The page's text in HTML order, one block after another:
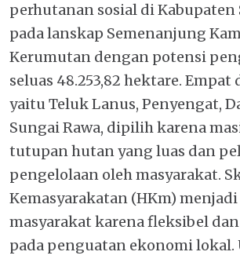
perhutanan sosial di Kabupaten
pada lanskap Semenanjung
Kerumutan dengan potensi
seluas 48.253,82 hektare. Empat
yaitu Teluk Lanus, Penyengat,
Sungai Rawa, dipilih karena
tutupan hutan yang luas dan
pengelolaan oleh masyarakat.
Kemasyarakatan (HKm)
masyarakat karena fleksibel
pada penguatan ekonomi